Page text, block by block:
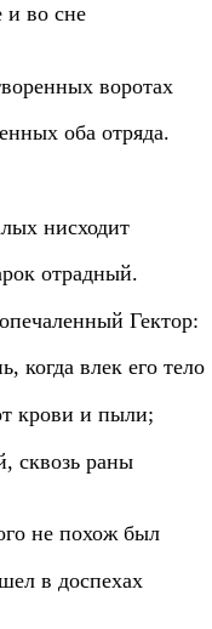
и во сне
воротах
оба отряда.
нисходит
отрадный.
Гектор:
когда влек его тело
крови и пыли;
сквозь раны
не похож был
в доспехах